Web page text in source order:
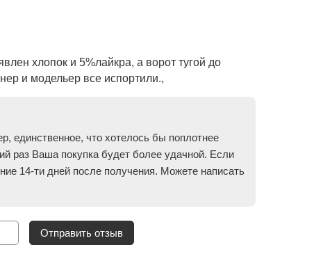
хлопок и 5%лайкра, а ворот тугой до
и модельер все испортили.,
единственное, что хотелось бы поплотнее
раз Ваша покупка будет более удачной. Если
14-ти дней после получения. Можете написать
Отправить отзыв